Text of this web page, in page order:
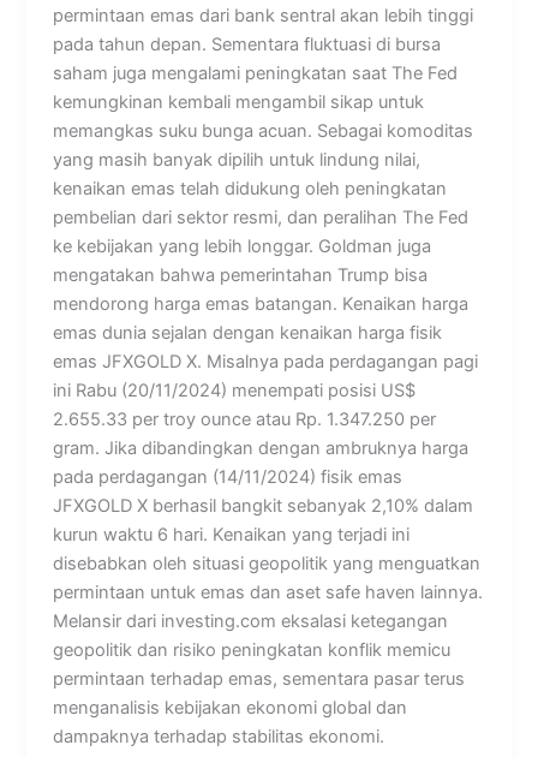
permintaan emas dari bank sentral akan lebih tinggi
pada tahun depan. Sementara fluktuasi di bursa
saham juga mengalami peningkatan saat The Fed
kemungkinan kembali mengambil sikap untuk
memangkas suku bunga acuan. Sebagai komoditas
yang masih banyak dipilih untuk lindung nilai,
kenaikan emas telah didukung oleh peningkatan
pembelian dari sektor resmi, dan peralihan The Fed
ke kebijakan yang lebih longgar. Goldman juga
mengatakan bahwa pemerintahan Trump bisa
mendorong harga emas batangan. Kenaikan harga
emas dunia sejalan dengan kenaikan harga fisik
emas JFXGOLD X. Misalnya pada perdagangan pagi
ini Rabu (20/11/2024) menempati posisi US$
2.655.33 per troy ounce atau Rp. 1.347.250 per
gram. Jika dibandingkan dengan ambruknya harga
pada perdagangan (14/11/2024) fisik emas
JFXGOLD X berhasil bangkit sebanyak 2,10% dalam
kurun waktu 6 hari. Kenaikan yang terjadi ini
disebabkan oleh situasi geopolitik yang menguatkan
permintaan untuk emas dan aset safe haven lainnya.
Melansir dari investing.com eksalasi ketegangan
geopolitik dan risiko peningkatan konflik memicu
permintaan terhadap emas, sementara pasar terus
menganalisis kebijakan ekonomi global dan
dampaknya terhadap stabilitas ekonomi.